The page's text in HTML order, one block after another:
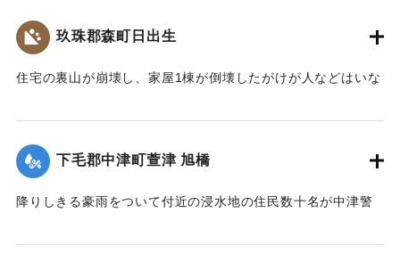
｜固有コード: 002680206
玖珠郡森町日出生
住宅の裏山が崩壊し、家屋1棟が倒壊したがけが人などはいな
｜固有コード: 002680198
下毛郡中津町萱津 旭橋
降りしきる豪雨をついて付近の浸水地の住民数十名が中津警
水は明治26年の水害に比べても割合が大きく、浸水家屋が